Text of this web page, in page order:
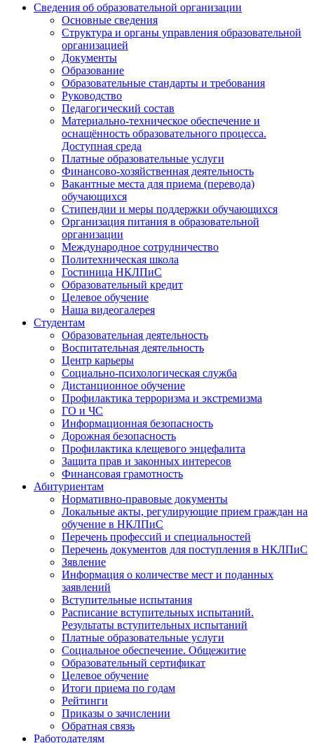
Сведения об образовательной организации
Основные сведения
Структура и органы управления образовательной
организацией
Документы
Образование
Образовательные стандарты и требования
Руководство
Педагогический состав
Материально-техническое обеспечение и
оснащённость образовательного процесса.
Доступная среда
Платные образовательные услуги
Финансово-хозяйственная деятельность
Вакантные места для приема (перевода)
обучающихся
Стипендии и меры поддержки обучающихся
Организация питания в образовательной
организации
Международное сотрудничество
Политехническая школа
Гостиница НКЛПиС
Образовательный кредит
Целевое обучение
Наша видеогалерея
Студентам
Образовательная деятельность
Воспитательная деятельность
Центр карьеры
Социально-психологическая служба
Дистанционное обучение
Профилактика терроризма и экстремизма
ГО и ЧС
Информационная безопасность
Дорожная безопасность
Профилактика клещевого энцефалита
Защита прав и законных интересов
Финансовая грамотность
Абитуриентам
Нормативно-правовые документы
Локальные акты, регулирующие прием граждан на
обучение в НКЛПиС
Перечень профессий и специальностей
Перечень документов для поступления в НКЛПиС
Зявление
Информация о количестве мест и поданных
заявлений
Вступительные испытания
Расписание вступительных испытаний.
Результаты вступительных испытаний
Платные образовательные услуги
Социальное обеспечение. Общежитие
Образовательный сертификат
Целевое обучение
Итоги приема по годам
Рейтинги
Приказы о зачислении
Обратная связь
Работодателям